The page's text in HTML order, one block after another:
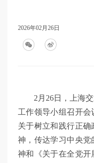
2026年02月26日
2月26日，上海
工作领导小组召开
关于树立和践行正
神，传达学习中央
神和《关于在全党开